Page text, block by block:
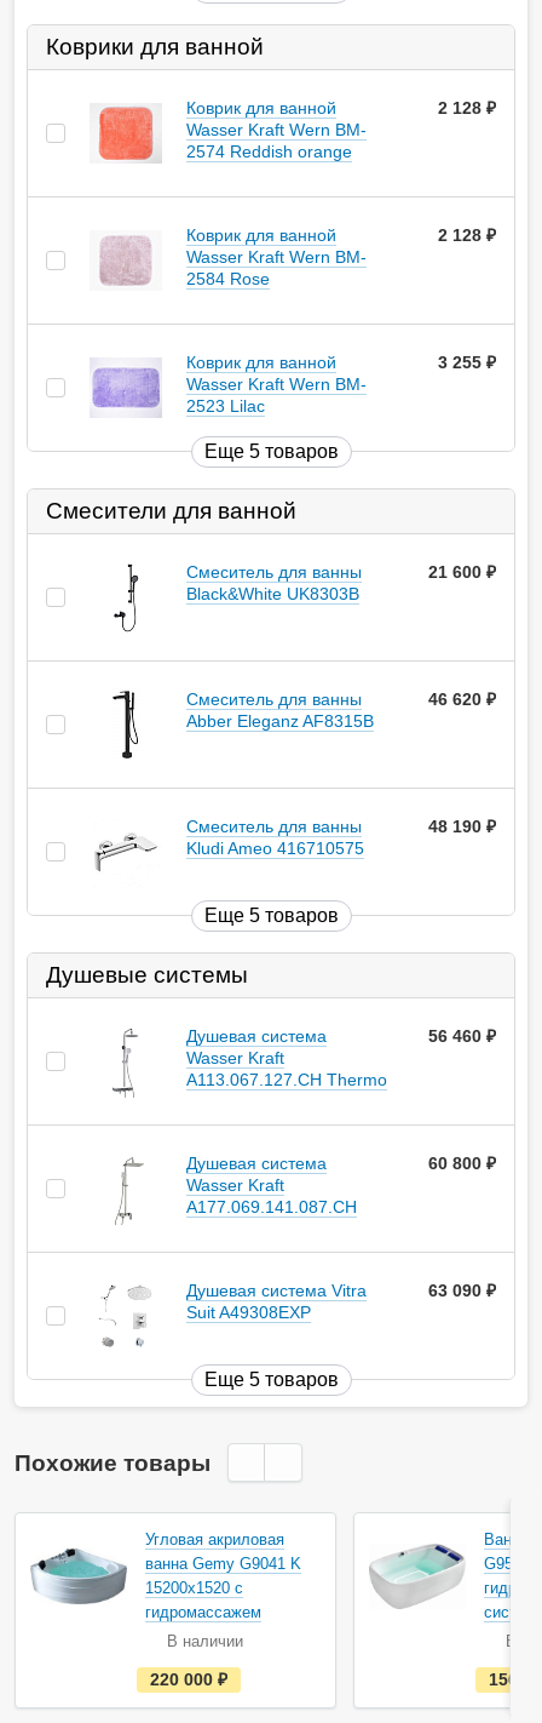
Коврики для ванной
Коврик для ванной
Wasser Kraft Wern BM-
2574 Reddish orange
2 128
Коврик для ванной
Wasser Kraft Wern BM-
2584 Rose
2 128
Коврик для ванной
Wasser Kraft Wern BM-
2523 Lilac
3 255
Еще 5 товаров
Смесители для ванной
Смеситель для ванны
Black&White UK8303B
21 600
Смеситель для ванны
Abber Eleganz AF8315B
46 620
Смеситель для ванны
Kludi Ameo 416710575
48 190
Еще 5 товаров
Душевые системы
Душевая система
Wasser Kraft
A113.067.127.CH Thermo
56 460
Душевая система
Wasser Kraft
A177.069.141.087.CH
60 800
Душевая система Vitra
Suit A49308EXP
63 090
Еще 5 товаров
Похожие товары
Угловая акриловая
ванна Gemy G9041 K
15200х1520 с
гидромассажем
В наличии
е
с
т
220 000
Ванна
G9539
В
156